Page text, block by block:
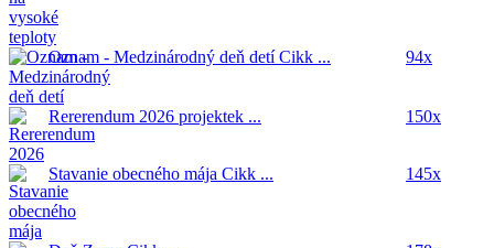
Oznam - Medzinárodný deň detíCikk ... 94x
Rererendum 2026 projektek ... 150x
Stavanie obecného mája Cikk ... 145x